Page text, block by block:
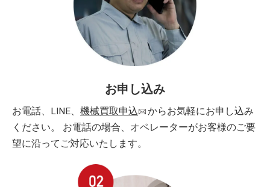
お申し込み
お電話、LINE、 機械買取申込
からお気軽にお申し込み
ください。 お電話の場合、オペレーターがお客様のご要
望に沿ってご対応いたします。